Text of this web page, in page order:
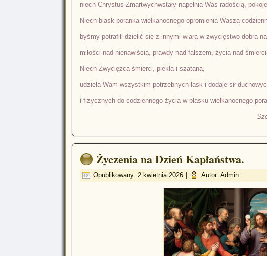
niech Chrystus Zmartwychwstały napełnia Was radością,
Niech blask poranka wielkanocnego opromienia Waszą
byśmy potrafili dzielić się z innymi wiarą w zwycięstwo dobra
miłości nad nienawiścią, prawdy nad fałszem, życia nad
Niech Zwycięzca śmierci, piekła i szatana,
udziela Wam wszystkim potrzebnych łask i dodaje sił
i fizycznych do codziennego życia w blasku wielkanocnego
Życzenia na Dzień Kapłaństwa.
Opublikowany: 2 kwietnia 2026 Autor: Admin